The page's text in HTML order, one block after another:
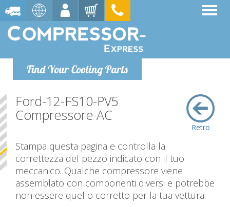
Find Your Cooling Parts
Retro
Ford-12-FS10-PV5
Compressore AC
Stampa questa pagina e controlla la
correttezza del pezzo indicato con il tuo
meccanico. Qualche compressore viene
assemblato con componenti diversi e potrebbe
non essere quello corretto per la tua vettura.